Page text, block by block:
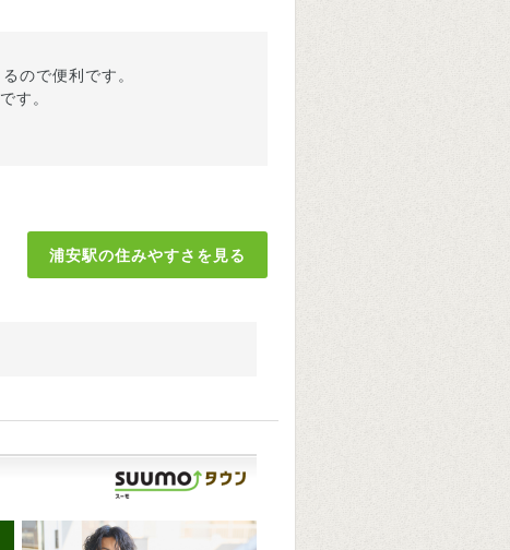
ので便利です。
す。
浦安駅の住みやすさを見る